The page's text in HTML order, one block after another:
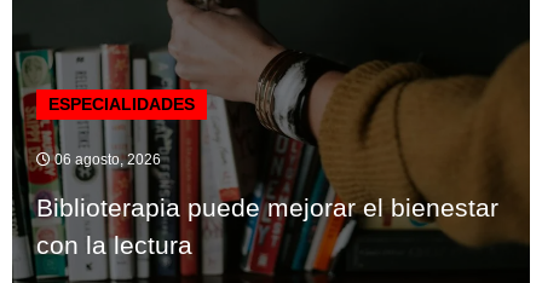
ESPECIALIDADES
06 agosto, 2026
Biblioterapia puede mejorar el bienestar
con la lectura